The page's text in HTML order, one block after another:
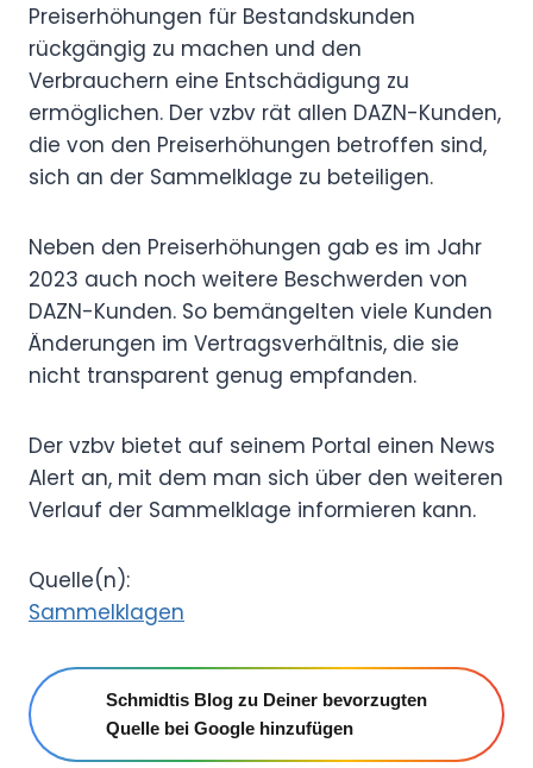
Preiserhöhungen für Bestandskunden
rückgängig zu machen und den
Verbrauchern eine Entschädigung zu
ermöglichen. Der vzbv rät allen DAZN-Kunden,
die von den Preiserhöhungen betroffen sind,
sich an der Sammelklage zu beteiligen.
Neben den Preiserhöhungen gab es im Jahr
2023 auch noch weitere Beschwerden von
DAZN-Kunden. So bemängelten viele Kunden
Änderungen im Vertragsverhältnis, die sie
nicht transparent genug empfanden.
Der vzbv bietet auf seinem Portal einen News
Alert an, mit dem man sich über den weiteren
Verlauf der Sammelklage informieren kann.
Quelle(n):
Sammelklagen
Schmidtis Blog zu Deiner bevorzugten
Quelle bei Google hinzufügen